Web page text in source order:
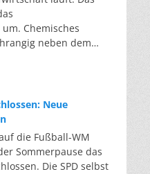
gingen netto
Der Bestand
Das gesetzliche
zum Jahresende ist
Schlange baureifer
sie nach
erreichen, das
Deutschland
Wer bei einer
Chemisches
neben dem
(KrWG)
zum 7. August
die Möglichkeit,
2027 soll das
treffen. Formal setzt
Neue
die Fußball-WM
Sommerpause das
Die SPD selbst